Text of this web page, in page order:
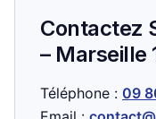
Contactez
– Marseille
Téléphone : 09